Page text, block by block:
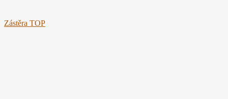
Zástěra TOP